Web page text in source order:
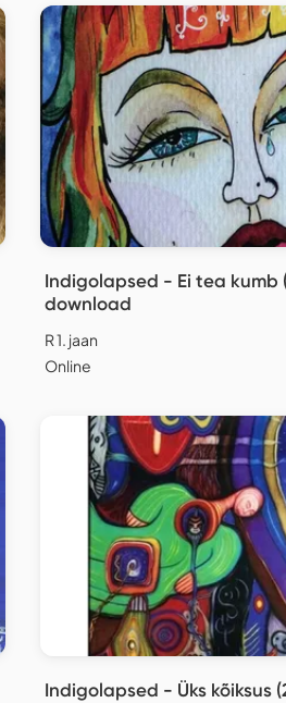
Indigolapsed - Ei tea kumb
download
R 1. jaan
Online
Indigolapsed - Üks kõiksus